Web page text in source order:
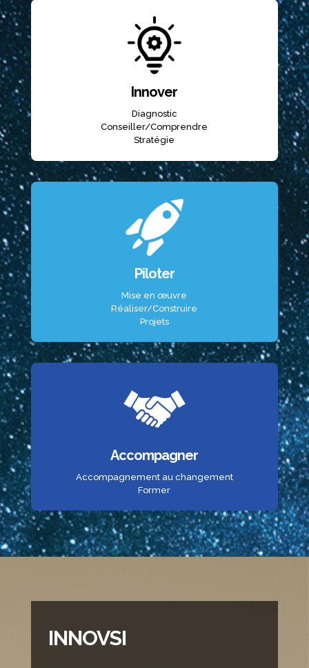
Innover
Diagnostic
Conseiller/Comprendre
Stratégie
Piloter
Mise en œuvre
Réaliser/Construire
Projets
Accompagner
Accompagnement au changement
Former
INNOVSI